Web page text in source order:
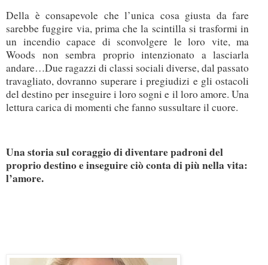
Della è consapevole che l’unica cosa giusta da fare
sarebbe fuggire via, prima che la scintilla si trasformi in
un incendio capace di sconvolgere le loro vite, ma
Woods non sembra proprio intenzionato a lasciarla
andare…Due ragazzi di classi sociali diverse, dal passato
travagliato, dovranno superare i pregiudizi e gli ostacoli
del destino per inseguire i loro sogni e il loro amore. Una
lettura carica di momenti che fanno sussultare il cuore.
Una storia sul coraggio di diventare padroni del
proprio destino e inseguire ciò conta di più nella vita:
l’amore.